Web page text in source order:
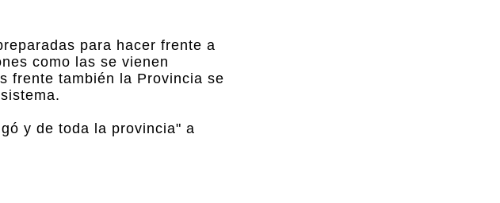
para hacer frente a
como las se vienen
frente también la Provincia se
y de toda la provincia" a